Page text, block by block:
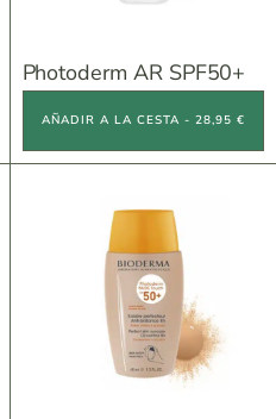
Photoderm AR SPF50+
AÑADIR A LA CESTA - 28,95 €